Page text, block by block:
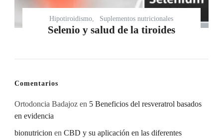
Hipotiroidismo Suplementos nutricionales
Selenio y salud de la tiroides
Comentarios
Ortodoncia Badajoz en 5 Beneficios del resveratrol basados
en evidencia
bionutricion en CBD y su aplicación en las diferentes